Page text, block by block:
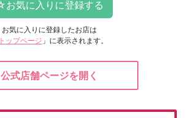
お気に入りに登録したお店は
トップページ 」に表示されます。
公式店舗ページを開く